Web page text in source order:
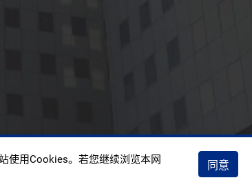
使用Cookies。若您继续浏览本网 同意